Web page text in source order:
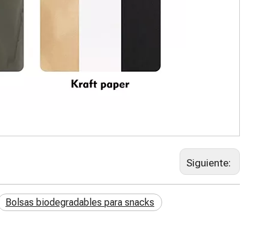
Siguiente:
Bolsas biodegradables para snacks